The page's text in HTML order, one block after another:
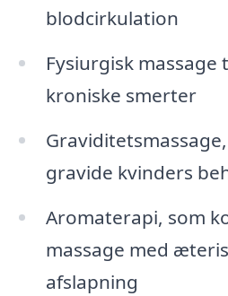
blodcirkulation
Fysiurgisk massage
kroniske smerter
gravide kvinders
Aromaterapi, som
massage med
afslapning